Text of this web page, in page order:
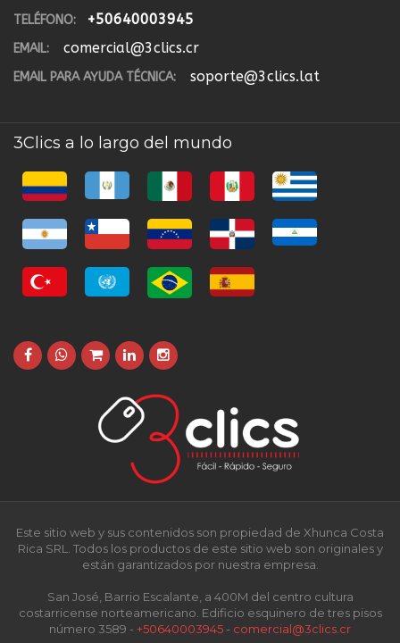
TELÉFONO:
+50640003945
EMAIL: comercial@3clics.cr
EMAIL PARA AYUDA TÉCNICA: soporte@3clics.lat
3Clics a lo largo del mundo
Este sitio web y sus contenidos son propiedad de Xhunca Costa
Rica SRL. Todos los productos de este sitio web son originales y
están garantizados por nuestra empresa.
San José, Barrio Escalante, a 400M del centro cultura
costarricense norteamericano. Edificio esquinero de tres pisos
número 3589 - +50640003945 - comercial@3clics.cr